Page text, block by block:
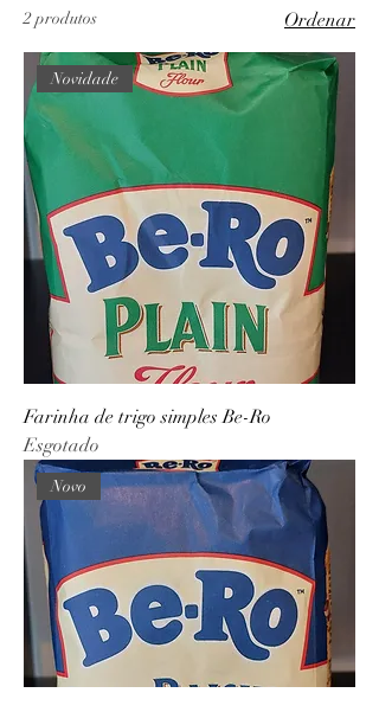
2 produtos Ordenar
Novidade
Farinha de trigo simples Be-Ro
Esgotado
Novo